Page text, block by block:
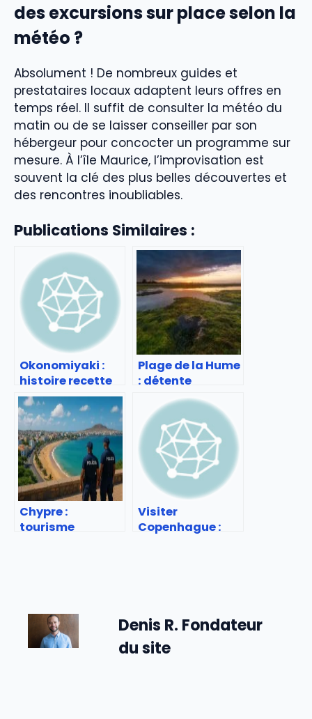
des excursions sur place selon la
météo ?
Absolument ! De nombreux guides et
prestataires locaux adaptent leurs offres en
temps réel. Il suffit de consulter la météo du
matin ou de se laisser conseiller par son
hébergeur pour concocter un programme sur
mesure. À l’île Maurice, l’improvisation est
souvent la clé des plus belles découvertes et
des rencontres inoubliables.
Publications Similaires :
Okonomiyaki :
histoire recette
et adresses à
tester
Plage de la Hume
: détente
familiale sur le
Bassin
d’Arcachon
Chypre :
tourisme
Visiter
Copenhague :
Denis R. Fondateur
du site